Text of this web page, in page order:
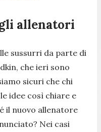
allenatori
sussurri da parte di
che ieri sono
sicuri che chi
idee così chiare e
il nuovo allenatore
Nei casi